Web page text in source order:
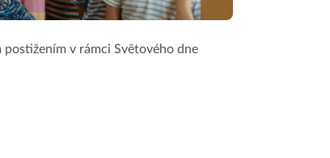
v rámci Světového dne